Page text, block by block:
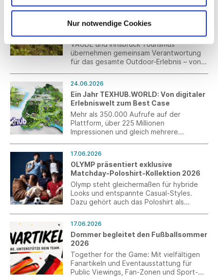
Nur notwendige Cookies
Bildung zu unterstützen. 2025 wurden
Spendengeldern für verschiedene
Projekte in Deutschland, Brasilien, Haiti,
Indonesien, Madagaskar, Myanmar und
der Ukraine karitativ verwendet.
28.06.2026
Gemeinsam Verantwortung für Natur
VAUDE und Innsbruck Tourismus
übernehmen gemeinsam Verantwortung
für das gesamte Outdoor-Erlebnis – von
24.06.2026
Ein Jahr TEXHUB.WORLD: Von digitaler
Erlebniswelt zum Best Case
Mehr als 350.000 Aufrufe auf der
Plattform, über 225 Millionen
Impressionen und gleich mehrere
innovatives Instrument der
Branchenkommunikation bewiesen.
17.06.2026
OLYMP präsentiert exklusive
Matchday-Poloshirt-Kollektion 2026
Olymp steht gleichermaßen für hybride
Looks und entspannte Casual-Styles.
Dazu gehört auch das Poloshirt als
einer limitierten Matchday-Edition
erhältlich, gemacht für lange
Sommerabende, gemeinsame Momente
und gepflegte Lässigkeit.
17.06.2026
Dommer begleitet den Fußballsommer
2026
Together for the Game: Mit vielfältigen
Fanartikeln und Eventausstattung für
Public Viewings, Fan-Zonen und Sport-